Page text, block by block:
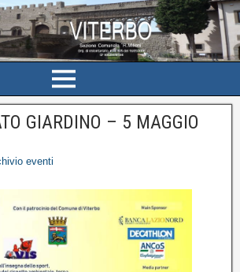
GIARDINO – 5 MAGGIO
eventi